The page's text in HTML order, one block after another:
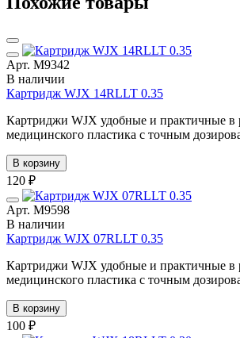
Арт. М9342
В наличии
Картридж WJX 14RLLT 0.35
Картриджи WJX удобные и практичные в
медицинского пластика с точным
В корзину
120 ₽
Арт. М9598
В наличии
Картридж WJX 07RLLT 0.35
Картриджи WJX удобные и практичные в
медицинского пластика с точным
В корзину
100 ₽